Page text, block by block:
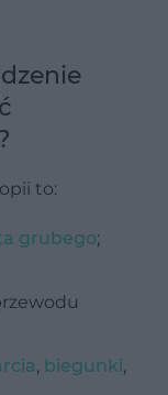
to:
grubego;
, biegunki,